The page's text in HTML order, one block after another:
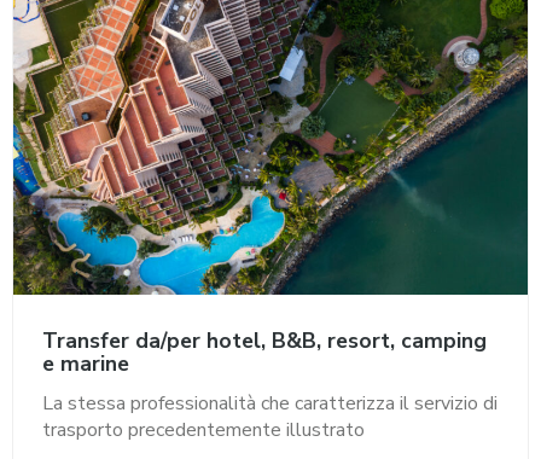
Transfer da/per hotel, B&B, resort, camping
e marine
La stessa professionalità che caratterizza il servizio di
trasporto precedentemente illustrato